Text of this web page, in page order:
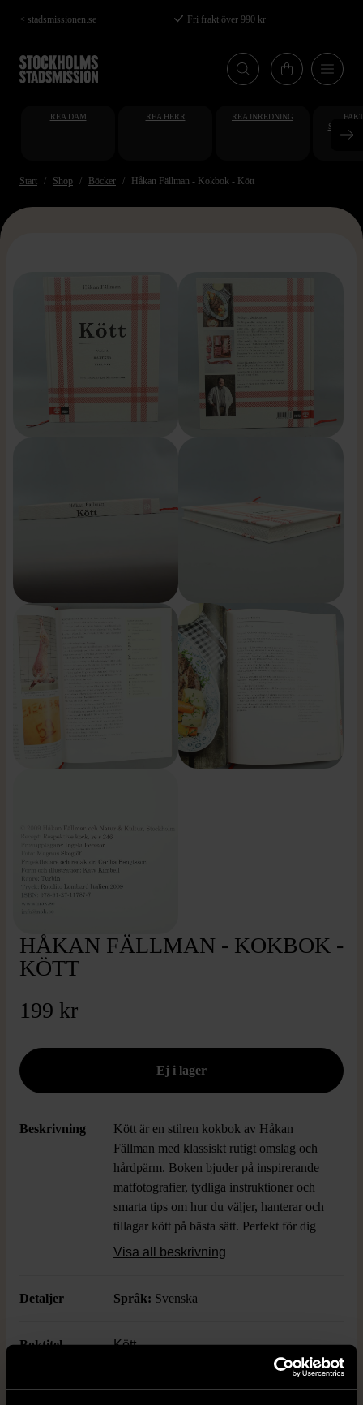
Hoppa
till
huvudinnehåll
< stadsmissionen.se Fri frakt över 990 kr
REA DAM REA HERR REA INREDNING
Start Shop Böcker Håkan Fällman - Kokbok - Kött
>
HÅKAN FÄLLMAN - KOKBOK -
KÖTT
199 kr
Beskrivning
Kött är en stilren kokbok av Håkan
Fällman med klassiskt rutigt omslag och
hårdpärm. Boken bjuder på inspirerande
matfotografier, tydliga instruktioner och
smarta tips om hur du väljer, hanterar och
tillagar kött på bästa sätt. Perfekt för dig
som uppskattar gedigna råvaror och vill
och på matbordet.
Visa all beskrivning
Detaljer Språk: Svenska
Boktitel Kött
Författare Håkan Fällman